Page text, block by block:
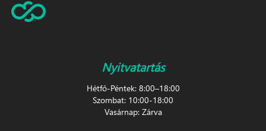
Nyitvatartás
Hétfő-Péntek: 8:00–18:00
Szombat: 10:00-18:00
Vasárnap: Zárva